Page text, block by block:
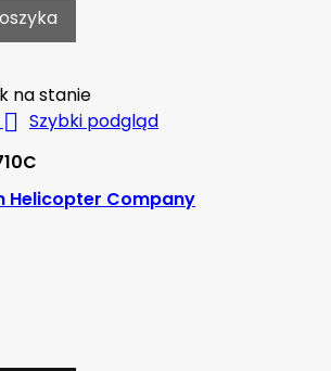
na stanie
 Szybki podgląd
Helicopter Company